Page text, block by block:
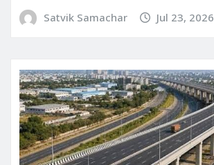
Satvik Samachar Jul 23, 2026